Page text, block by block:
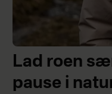
Lad roen
pause i